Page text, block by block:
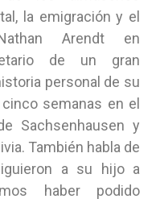
la emigración y el
Arendt en
de un gran
personal de su
semanas en el
Sachsenhausen y
También habla de
a su hijo a
haber podido